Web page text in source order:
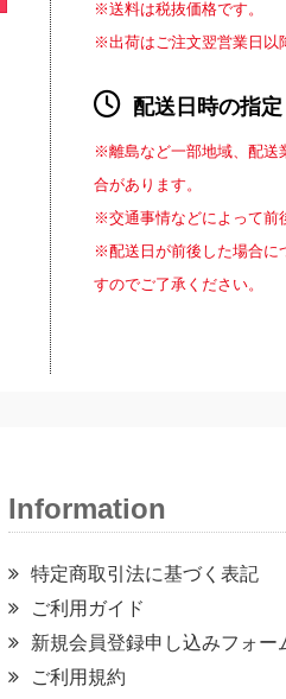
※送料は税抜価格です。
※出荷はご注文翌営業日以
配送日時の指定
※離島など一部地域、配送
合があります。
※交通事情などによって前
※配送日が前後した場合に
すのでご了承ください。
Information
特定商取引法に基づく表記
ご利用ガイド
新規会員登録申し込みフォー
ご利用規約